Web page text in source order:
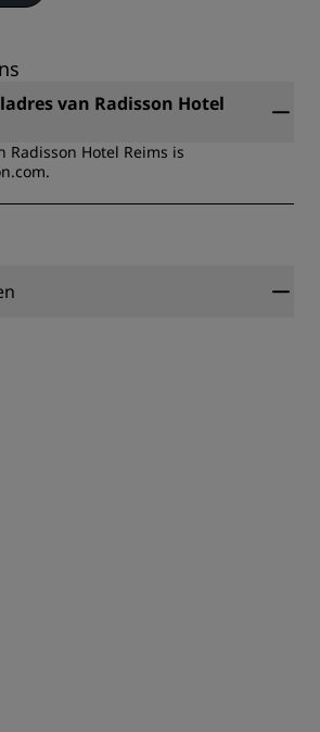
van Radisson Hotel
Radisson Hotel Reims is